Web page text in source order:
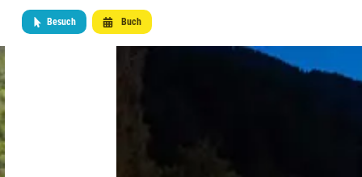
Luxemburg
Informationen über ...
Besuch Buch